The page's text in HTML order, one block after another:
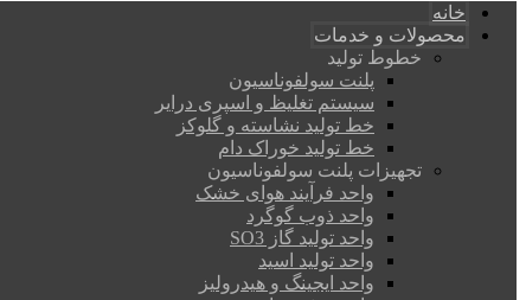
خانه
محصولات و خدمات
خطوط تولید
پلنت سولفوناسیون
سیستم تغلیظ و اسپری درایر
خط تولید نشاسته و گلوکز
خط تولید خوراک دام
تجهیزات پلنت سولفوناسیون
واحد فرآیند هوای خشک
واحد ذوب گوگرد
واحد تولید گاز SO3
واحد تولید اسید
واحد ایجینگ و هیدرولیز